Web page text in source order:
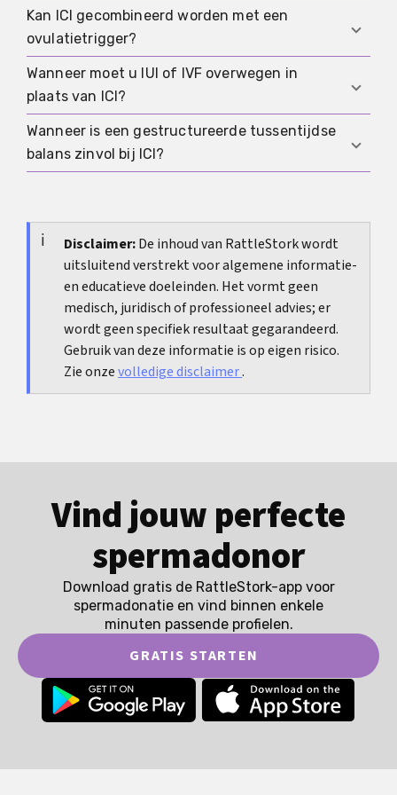
medicatie.
cyclusdocumentatie met datum, timing en
behandelingsproces.
ICI kan thuis, maar de kwaliteit van de veiligheid
is dan sterk afhankelijk van hygiëne,
materiaalnormen en correcte zelfdocumentatie.
Kan ICI gecombineerd worden met een
ovulatietrigger?
Ja, in cycli onder medisch toezicht kan een
trigger helpen om het tijdvenster beter te
controleren. Of dit zinvol is, hangt af van de
individuele situatie.
Wanneer moet u IUI of IVF overwegen in
plaats van ICI?
In het geval van herhaaldelijk mislukte, goed
getimede ICI-cycli, een ongunstige diagnose of
Wanneer is een gestructureerde tussentijdse
balans zinvol bij ICI?
gecontroleerd of de timing, diagnostiek en
algemene strategie nog steeds geschikt zijn of
dat een meer klinisch gestandaardiseerde
methode zinvoller is.
Disclaimer:De inhoud van RattleStork wordt
uitsluitend verstrekt voor algemene informatie-
en educatieve doeleinden. Het vormt geen
medisch, juridisch of professioneel advies; er
wordt geen specifiek resultaat gegarandeerd.
Gebruik van deze informatie is op eigen risico.
Zie onzevolledige disclaimer.
Vind jouw perfecte
spermadonor
Download gratis de RattleStork-app voor
spermadonatie en vind binnen enkele
minuten passende profielen.
GRATIS STARTEN